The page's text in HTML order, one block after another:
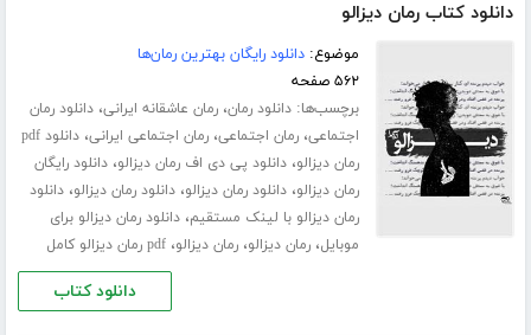
دانلود کتاب رمان دیزالو
موضوع:دانلود رایگان بهترین رمان‌ها
۵۶۲ صفحه
برچسب‌ها:دانلود رمان،رمان عاشقانه ایرانی،دانلود رمان
اجتماعی،رمان اجتماعی،رمان اجتماعی ایرانی،
دانلود pdf
رمان دیزالو،دانلود پی دی اف رمان دیزالو،دانلود رایگان
رمان دیزالو،دانلود رمان دیزالو،دانلود رمان دیزالو،دانلود
رمان دیزالو با لینک مستقیم،دانلود رمان دیزالو برای
موبایل،رمان دیزالو،رمان دیزالو،pdf رمان دیزالو کامل
دانلود کتاب